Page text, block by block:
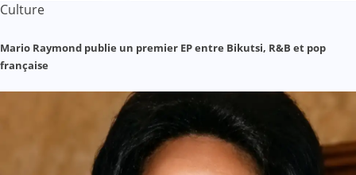
Culture
Mario Raymond publie un premier EP entre Bikutsi, R&B et pop
française